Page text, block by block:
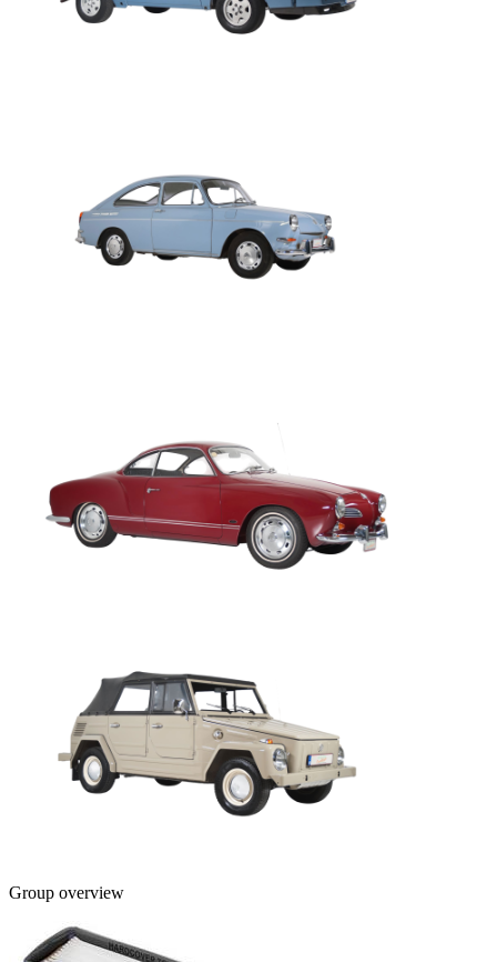
Group overview